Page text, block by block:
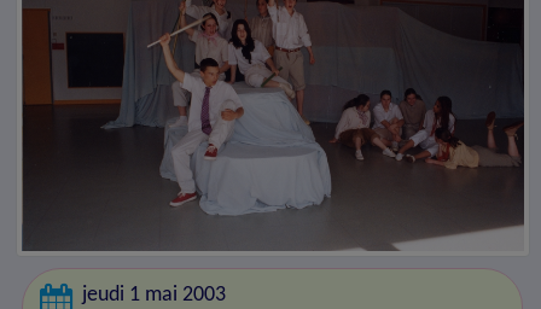
jeudi 1 mai 2003